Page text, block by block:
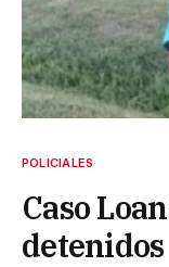
POLICIALES
Caso
detenidos